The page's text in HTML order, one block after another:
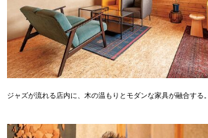
ジャズが流れる店内に、 木の温もりとモダンな家具が融合する。